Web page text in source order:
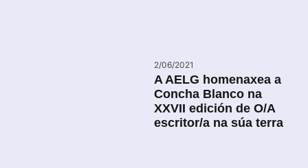
2/06/2021
A AELG homenaxea a
Concha Blanco na
XXVII edición de O/A
escritor/a na súa terra